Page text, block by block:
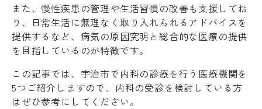
また、慢性疾患の管理や生活習慣の改善も支援してお
り、日常生活に無理なく取り入れられるアドバイスを
提供するなど、病気の原因究明と総合的な医療の提供
を目指しているのが特徴です。
この記事では、宇治市で内科の診療を行う医療機関を
5つご紹介しますので、内科の受診を検討している方
はぜひ参考にしてください。